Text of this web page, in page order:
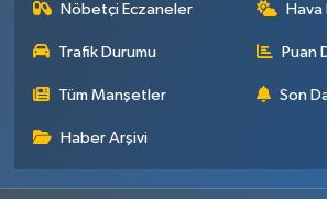
Nöbetçi Eczaneler Hava
Trafik Durumu Puan
Tüm Manşetler Son
Haber Arşivi